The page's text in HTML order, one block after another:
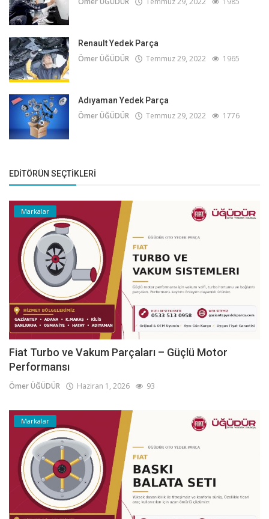
Renault Yedek Parça
Ömer ÜĞÜDÜR Temmuz 29, 2022 1965
Adıyaman Yedek Parça
Ömer ÜĞÜDÜR Temmuz 29, 2022 1776
EDITÖRÜN SEÇTIKLERI
Markalar
Fiat Turbo ve Vakum Parçaları – Güçlü Motor
Performansı
Ömer ÜĞÜDÜR Haziran 1, 2026 93
Markalar